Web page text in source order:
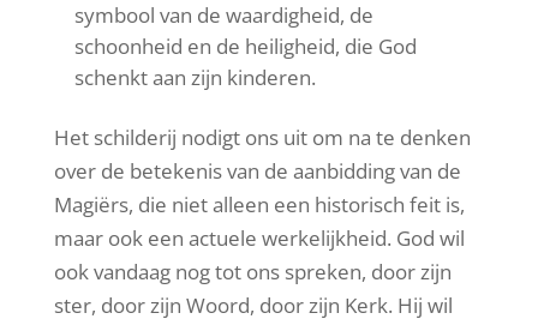
symbool van de waardigheid, de
schoonheid en de heiligheid, die God
schenkt aan zijn kinderen.
Het schilderij nodigt ons uit om na te denken
over de betekenis van de aanbidding van de
Magiërs, die niet alleen een historisch feit is,
maar ook een actuele werkelijkheid. God wil
ook vandaag nog tot ons spreken, door zijn
ster, door zijn Woord, door zijn Kerk. Hij wil